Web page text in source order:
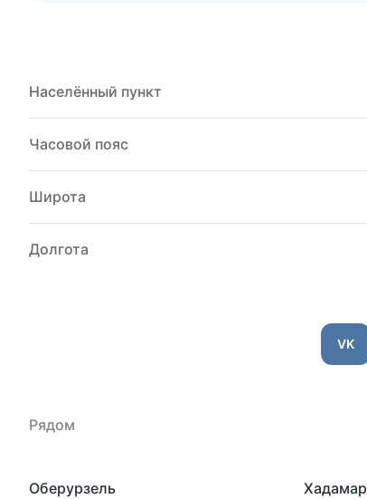
Населённый пункт
Часовой пояс
Широта
Долгота
VK
Рядом
Оберурзель Хадамар